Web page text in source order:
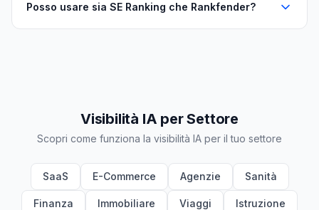
Posso usare sia SE Ranking che Rankfender?
Visibilità IA per Settore
Scopri come funziona la visibilità IA per il tuo settore
SaaS E-Commerce Agenzie Sanità
Finanza Immobiliare Viaggi Istruzione